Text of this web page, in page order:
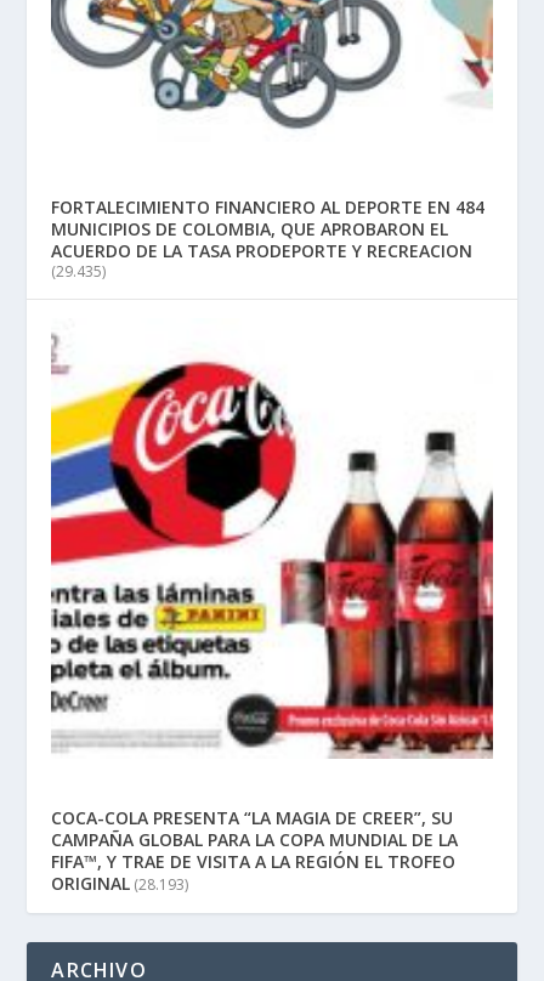
FORTALECIMIENTO FINANCIERO AL DEPORTE EN 484
MUNICIPIOS DE COLOMBIA, QUE APROBARON EL
ACUERDO DE LA TASA PRODEPORTE Y RECREACION
(29.435)
COCA-COLA PRESENTA “LA MAGIA DE CREER”, SU
CAMPAÑA GLOBAL PARA LA COPA MUNDIAL DE LA
FIFA™, Y TRAE DE VISITA A LA REGIÓN EL TROFEO
ORIGINAL (28.193)
ARCHIVO